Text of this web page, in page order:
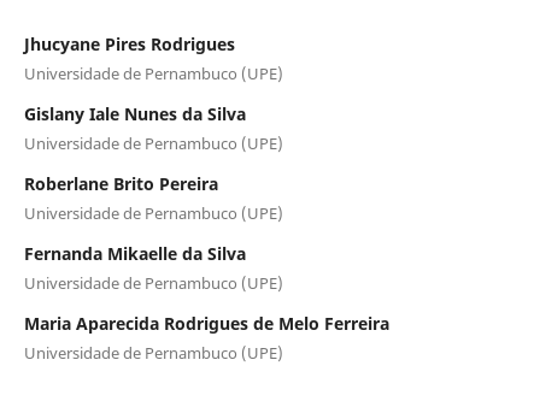
Jhucyane Pires Rodrigues
Universidade de Pernambuco (UPE)
Gislany Iale Nunes da Silva
Universidade de Pernambuco (UPE)
Roberlane Brito Pereira
Universidade de Pernambuco (UPE)
Fernanda Mikaelle da Silva
Universidade de Pernambuco (UPE)
Maria Aparecida Rodrigues de Melo Ferreira
Universidade de Pernambuco (UPE)